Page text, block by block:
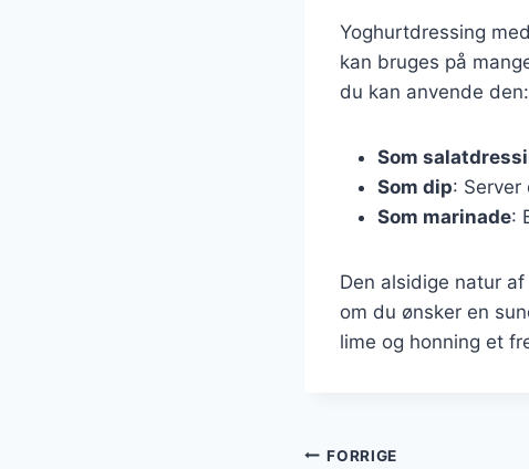
Yoghurtdressing
kan bruges på
du kan anvende den:
Som
Som dip:
Som marinade:
Den alsidige natur
om du ønsker en
lime og honning et
FORRIGE